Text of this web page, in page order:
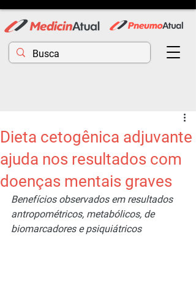
Dieta cetogênica adjuvante
ajuda nos resultados com
doenças mentais graves
Benefícios observados em resultados
antropométricos, metabólicos, de
biomarcadores e psiquiátricos